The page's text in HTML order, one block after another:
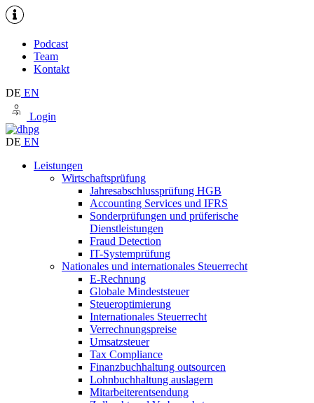
Podcast
Team
Kontakt
DE EN
Login
DE EN
Leistungen
Wirtschaftsprüfung
Jahresabschlussprüfung HGB
Accounting Services und IFRS
Sonderprüfungen und prüferische
Dienstleistungen
Fraud Detection
IT-Systemprüfung
Nationales und internationales Steuerrecht
E-Rechnung
Globale Mindeststeuer
Steueroptimierung
Internationales Steuerrecht
Verrechnungspreise
Umsatzsteuer
Tax Compliance
Finanzbuchhaltung outsourcen
Lohnbuchhaltung auslagern
Mitarbeiterentsendung